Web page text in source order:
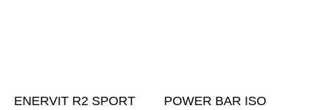
ENERVIT R2 SPORT
POWER BAR ISO